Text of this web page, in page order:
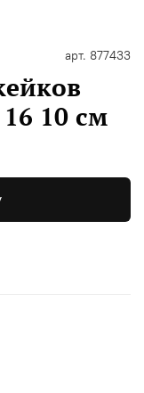
арт. 877433
10 см